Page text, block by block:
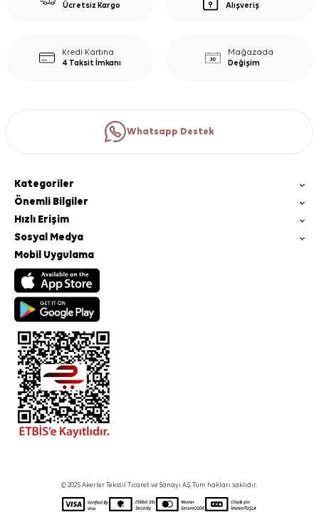
Ücretsiz Kargo
Alışveriş
Kredi Kartına
4 Taksit İmkanı
Mağazada
Değişim
Whatsapp Destek
Kategoriler
Önemli Bilgiler
Hızlı Erişim
Sosyal Medya
Mobil Uygulama
© 2025 Akerler Tekstil Ticaret ve Sanayi A.Ş. Tüm hakları saklıdır.